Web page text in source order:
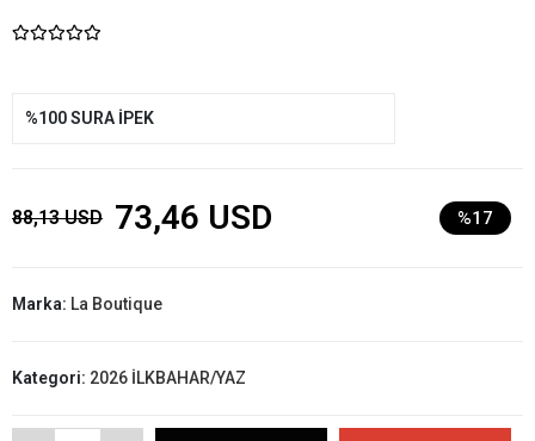
%100 SURA İPEK
88,13 USD 73,46 USD %17
Marka: La Boutique
Kategori: 2026 İLKBAHAR/YAZ